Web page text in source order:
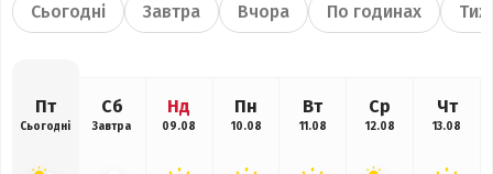
Сьогодні Завтра Вчора По годинах
Пт
Сьогодні
Сб
Завтра
Нд
09.08
Пн
10.08
Вт
11.08
Ср
12.08
Чт
13.08